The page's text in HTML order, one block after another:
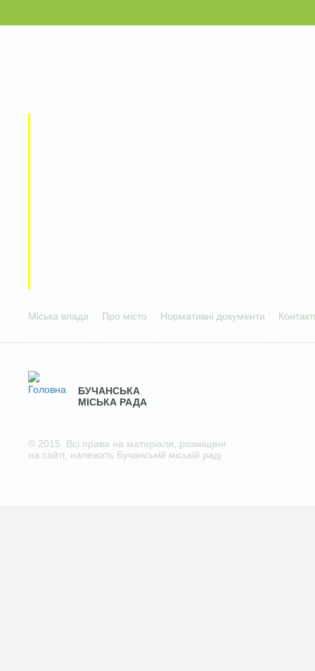
Міська влада Про місто Нормативні документи
БУЧАНСЬКА
МІСЬКА РАДА
© 2015. Всі права на матеріали, розміщені
на сайті, належать Бучанській міській раді